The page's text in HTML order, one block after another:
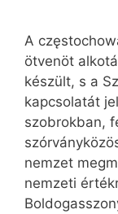
A
ötvenöt
készült, s a
kapcsolatát
szobrokban,
nemzet
nemzeti